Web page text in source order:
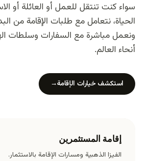
سواء كنت تنتقل للعمل أو العائلة أو
الحياة، نتعامل مع طلبات الإقامة من
ونعمل مباشرة مع السفارات وسلطات
أنحاء العالم.
استكشف خيارات الإقامة→
إقامة المستثمرين
الفيزا الذهبية ومسارات الإقامة بالاستثمار.